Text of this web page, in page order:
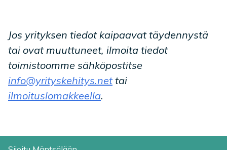
Jos yrityksen tiedot kaipaavat täydennystä
tai ovat muuttuneet, ilmoita tiedot
toimistoomme sähköpostitse
info@yrityskehitys.nettai
ilmoituslomakkeella.